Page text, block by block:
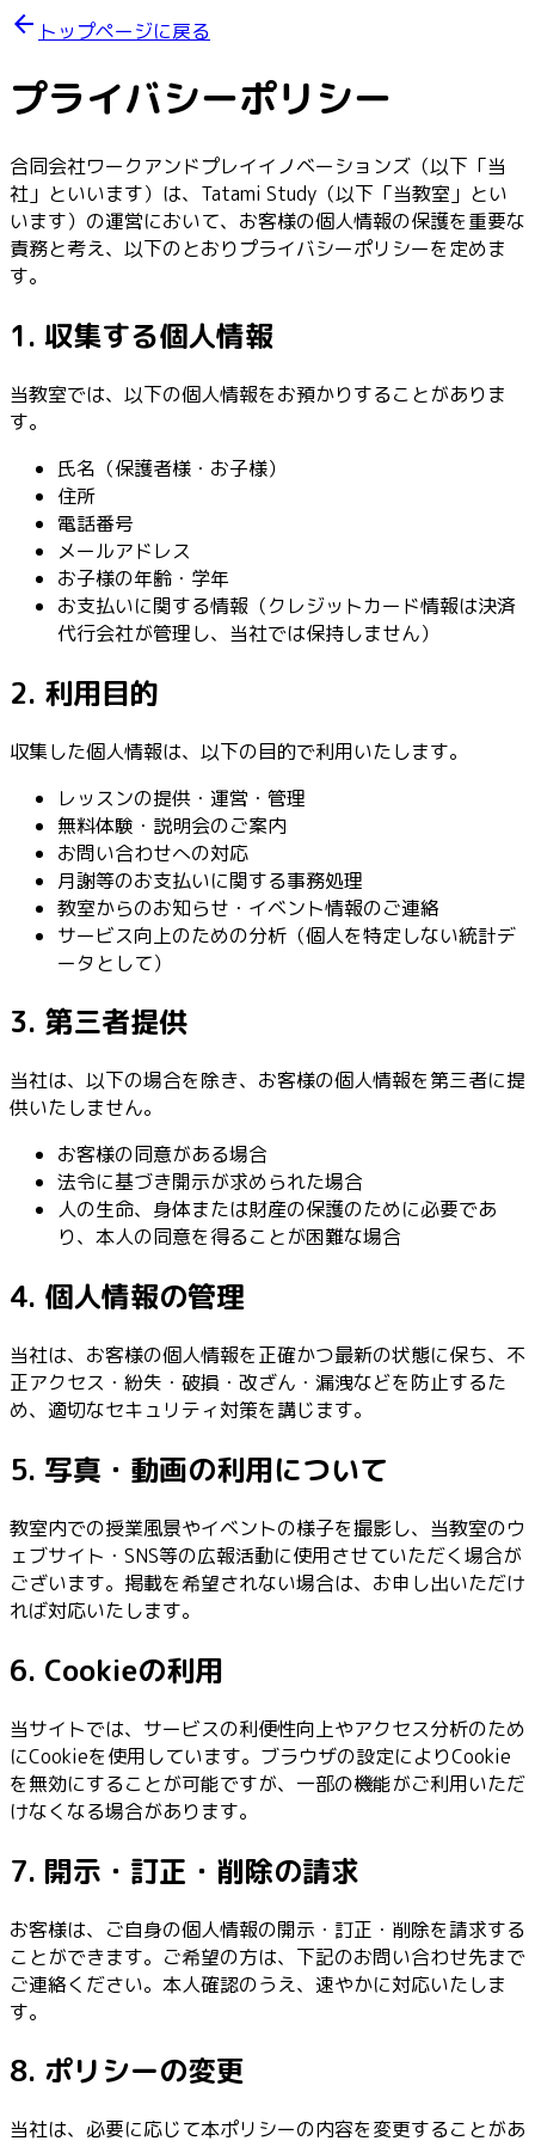
arrow_back トップページに戻る
プライバシーポリシー
合同会社ワークアンドプレイイノベーションズ（以下「当
社」といいます）は、Tatami Study（以下「当教室」とい
います）の運営において、お客様の個人情報の保護を重要な
責務と考え、以下のとおりプライバシーポリシーを定めま
す。
1. 収集する個人情報
当教室では、以下の個人情報をお預かりすることがありま
す。
氏名（保護者様・お子様）
住所
電話番号
メールアドレス
お子様の年齢・学年
お支払いに関する情報（クレジットカード情報は決済
代行会社が管理し、当社では保持しません）
2. 利用目的
収集した個人情報は、以下の目的で利用いたします。
レッスンの提供・運営・管理
無料体験・説明会のご案内
お問い合わせへの対応
月謝等のお支払いに関する事務処理
教室からのお知らせ・イベント情報のご連絡
サービス向上のための分析（個人を特定しない統計デ
ータとして）
3. 第三者提供
当社は、以下の場合を除き、お客様の個人情報を第三者に提
供いたしません。
お客様の同意がある場合
法令に基づき開示が求められた場合
人の生命、身体または財産の保護のために必要であ
り、本人の同意を得ることが困難な場合
4. 個人情報の管理
当社は、お客様の個人情報を正確かつ最新の状態に保ち、不
正アクセス・紛失・破損・改ざん・漏洩などを防止するた
め、適切なセキュリティ対策を講じます。
5. 写真・動画の利用について
教室内での授業風景やイベントの様子を撮影し、当教室のウ
ェブサイト・SNS等の広報活動に使用させていただく場合が
ございます。掲載を希望されない場合は、お申し出いただけ
れば対応いたします。
6. Cookieの利用
当サイトでは、サービスの利便性向上やアクセス分析のため
にCookieを使用しています。ブラウザの設定によりCookie
を無効にすることが可能ですが、一部の機能がご利用いただ
けなくなる場合があります。
7. 開示・訂正・削除の請求
お客様は、ご自身の個人情報の開示・訂正・削除を請求する
ことができます。ご希望の方は、下記のお問い合わせ先まで
ご連絡ください。本人確認のうえ、速やかに対応いたしま
す。
8. ポリシーの変更
当社は、必要に応じて本ポリシーの内容を変更することがあ